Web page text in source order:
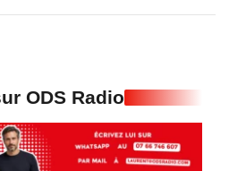
ODS Radio